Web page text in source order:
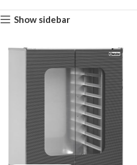
Show sidebar